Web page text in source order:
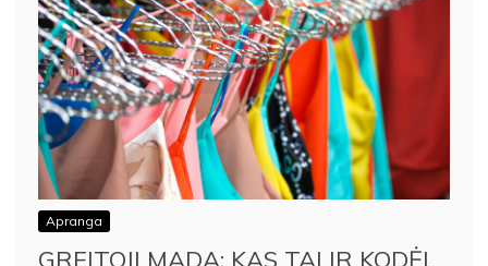
Apranga
GREITOJI MADA: KAS TAI IR KODĖL